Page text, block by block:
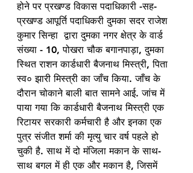
होने पर प्रखण्ड विकास पदाधिकारी -सह-
प्रखण्ड आपूर्ति पदाधिकरी दुमका सदर राजेश
कुमार सिन्हा  द्वारा दुमका नगर क्षेत्र के वार्ड
संख्या - 10, पोखरा चौक बगानपाड़ा, दुमका
स्थित राशन कार्डधारी बैजनाथ मिस्त्री, पिता
स्व० झारी मिस्त्री का जाँच किया. जाँच के
दौरान चोकाने बाली बात सामने आई. जांच में
पाया गया कि कार्डधारी बैजनाथ मिस्त्री एक
रिटायर सरकारी कर्मचारी है और इनका एक
पुत्र संजीत शर्मा की मृत्यु चार वर्ष पहले हो
चुकी है. साथ में दो मंजिला मकान के साथ-
साथ बगल में ही एक और मकान है, जिसमें